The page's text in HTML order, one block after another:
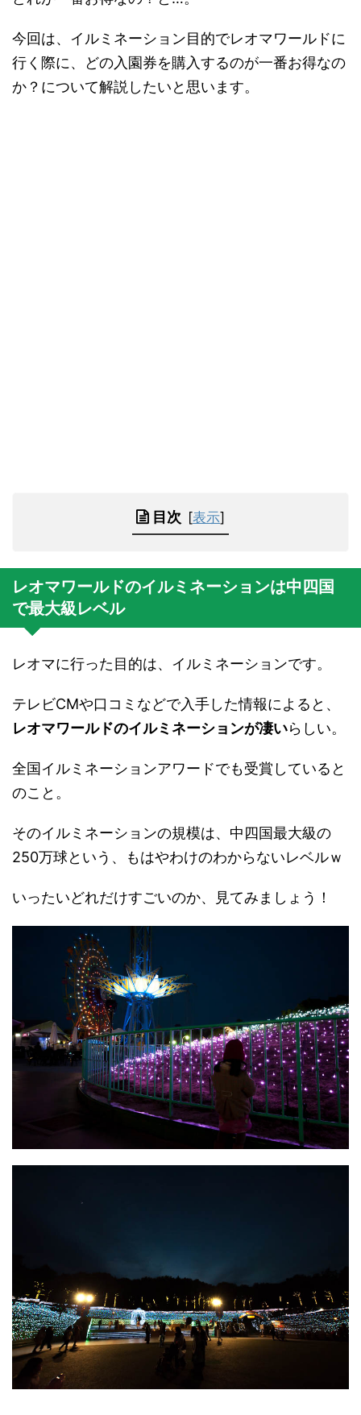
今回は、イルミネーション目的でレオマワールドに
行く際に、どの入園券を購入するのが一番お得なの
か？について解説したいと思います。
目次 [表示]
レオマワールドのイルミネーションは中四国
で最大級レベル
レオマに行った目的は、イルミネーションです。
テレビCMや口コミなどで入手した情報によると、
レオマワールドのイルミネーションが凄いらしい。
全国イルミネーションアワードでも受賞していると
のこと。
そのイルミネーションの規模は、中四国最大級の
250万球という、もはやわけのわからないレベルｗ
いったいどれだけすごいのか、見てみましょう！